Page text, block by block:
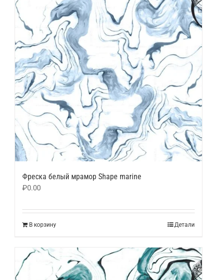
Фреска белый мрамор Shape marine
₽0.00
В корзину Детали